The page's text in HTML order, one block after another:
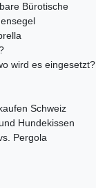
Bürotische
wird es eingesetzt?
Schweiz
Hundekissen
Pergola